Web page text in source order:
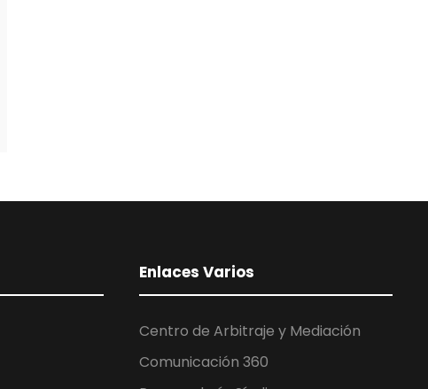
Enlaces Varios
Centro de Arbitraje y Mediación
Comunicación 360